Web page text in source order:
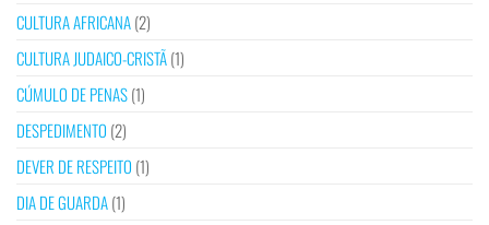
CULTURA AFRICANA(2)
CULTURA JUDAICO-CRISTÃ(1)
CÚMULO DE PENAS(1)
DESPEDIMENTO (2)
DEVER DE RESPEITO (1)
DIA DE GUARDA(1)